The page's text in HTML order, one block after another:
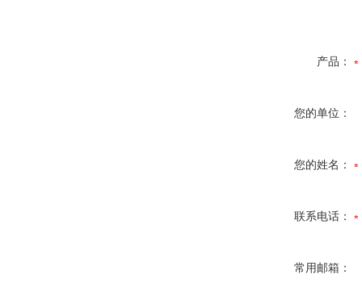
产品：
您的单位：
您的姓名：
联系电话：
常用邮箱：